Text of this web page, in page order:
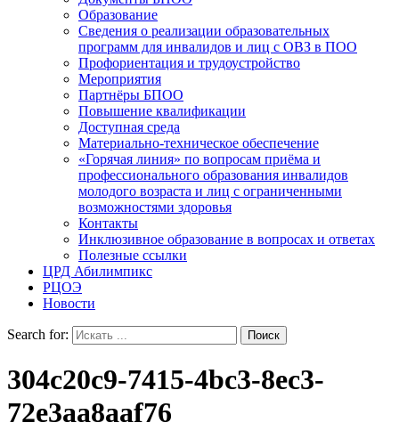
Образование
Сведения о реализации образовательных
программ для инвалидов и лиц с ОВЗ в ПОО
Профориентация и трудоустройство
Мероприятия
Партнёры БПОО
Повышение квалификации
Доступная среда
Материально-техническое обеспечение
«Горячая линия» по вопросам приёма и
профессионального образования инвалидов
молодого возраста и лиц с ограниченными
возможностями здоровья
Контакты
Инклюзивное образование в вопросах и ответах
Полезные ссылки
ЦРД Абилимпикс
РЦОЭ
Новости
Search for:
304c20c9-7415-4bc3-8ec3-
72e3aa8aaf76